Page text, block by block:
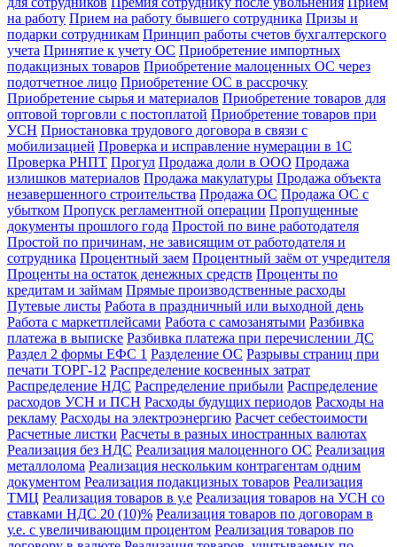
на работу Прием на работу бывшего сотрудника Призы и
подарки сотрудникам Принцип работы счетов бухгалтерского
учета Принятие к учету ОС Приобретение импортных
подакцизных товаров Приобретение малоценных ОС через
подотчетное лицо Приобретение ОС в рассрочку
Приобретение сырья и материалов Приобретение товаров для
оптовой торговли с постоплатой Приобретение товаров при
УСН Приостановка трудового договора в связи с
мобилизацией Проверка и исправление нумерации в 1С
Проверка РНПТ Прогул Продажа доли в ООО Продажа
излишков материалов Продажа макулатуры Продажа объекта
незавершенного строительства Продажа ОС Продажа ОС с
убытком Пропуск регламентной операции Пропущенные
документы прошлого года Простой по вине работодателя
Простой по причинам, не зависящим от работодателя и
сотрудника Процентный заем Процентный заём от учредителя
Проценты на остаток денежных средств Проценты по
кредитам и займам Прямые производственные расходы
Путевые листы Работа в праздничный или выходной день
Работа с маркетплейсами Работа с самозанятыми Разбивка
платежа в выписке Разбивка платежа при перечислении ДС
Раздел 2 формы ЕФС 1 Разделение ОС Разрывы страниц при
печати ТОРГ-12 Распределение косвенных затрат
Распределение НДС Распределение прибыли Распределение
расходов УСН и ПСН Расходы будущих периодов Расходы на
рекламу Расходы на электроэнергию Расчет себестоимости
Расчетные листки Расчеты в разных иностранных валютах
Реализация без НДС Реализация малоценного ОС Реализация
металлолома Реализация нескольким контрагентам одним
документом Реализация подакцизных товаров Реализация
ТМЦ Реализация товаров в у.е Реализация товаров на УСН со
ставками НДС 20 (10)% Реализация товаров по договорам в
у.е. с увеличивающим процентом Реализация товаров по